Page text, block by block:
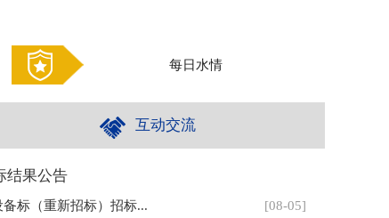
每日水情
互动交流
结果公告
标（重新招标）招标...
[08-05]